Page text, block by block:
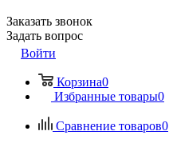
Заказать звонок
Задать вопрос
Войти
Корзина0
Избранные товары0
Сравнение товаров0